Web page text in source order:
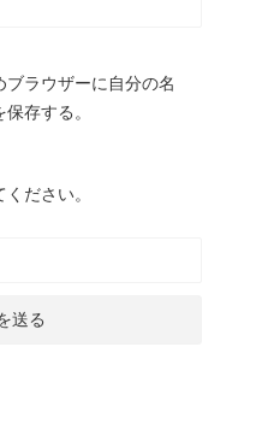
ラウザーに自分の名
存する。
ださい。